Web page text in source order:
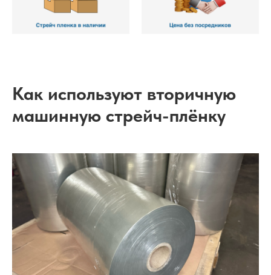
Как используют вторичную
машинную стрейч-плёнку